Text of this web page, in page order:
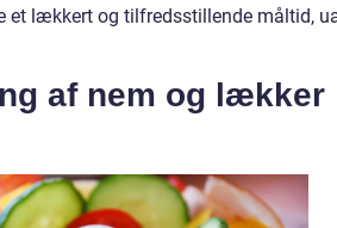
et lækkert og tilfredsstillende måltid,
af nem og lækker